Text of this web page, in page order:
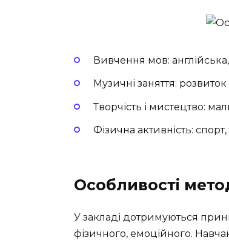
Вивчення мов:
Музичні заняття:
Творчість і мистецтво:
Фізична активність: спорт,
Особливості
У закладі дотримуються
фізичного, емоційного.